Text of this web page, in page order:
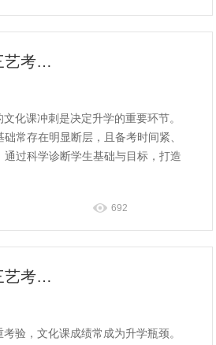
信阳高三艺考文化课，信阳高三艺考文化课全日制学校推荐
化课冲刺是决定升学的重要环节。
常存在明显断层，且备考时间紧、
过科学诊断学生基础与目标，打造
692
商丘高三艺考文化课，商丘高三艺考文化课全日制学校推荐
验，文化课成绩常成为升学瓶颈。